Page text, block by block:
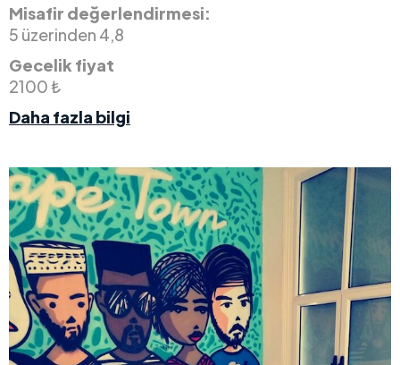
Misafir değerlendirmesi:
5 üzerinden 4,8
Gecelik fiyat
2100 ₺
Daha fazla bilgi